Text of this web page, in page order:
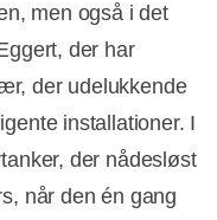
men også i det
der har
der udelukkende
installationer. I
der nådesløst
når den én gang